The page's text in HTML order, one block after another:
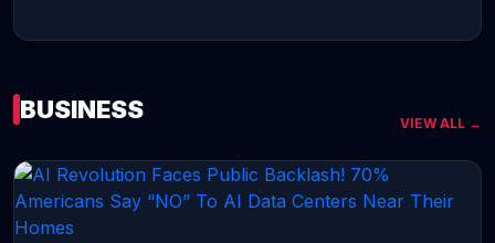
CONTINUE READING →
BUSINESS VIEW ALL →